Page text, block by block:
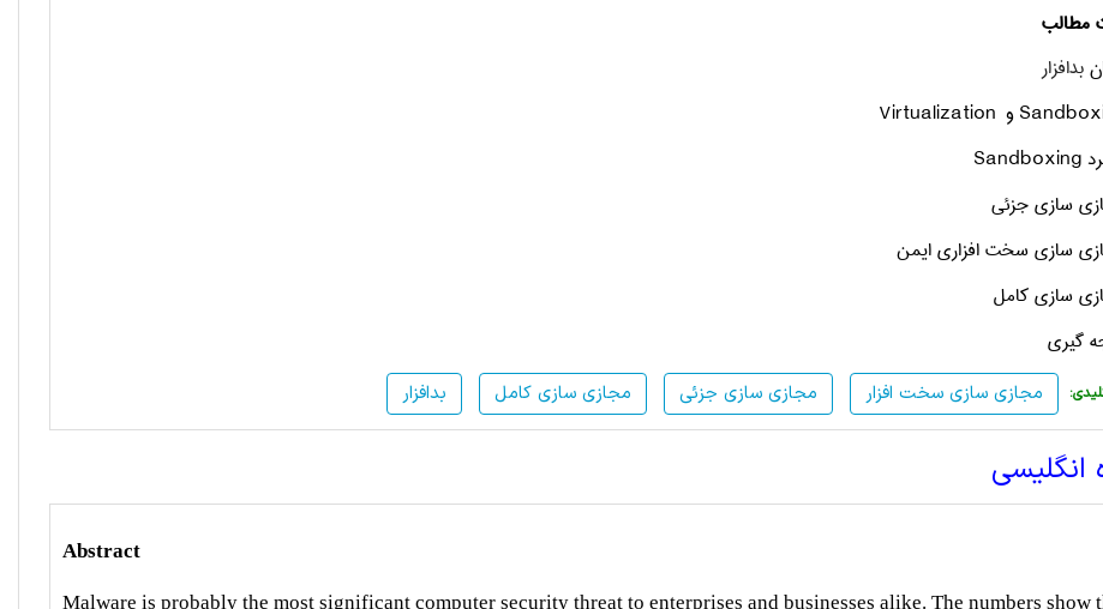
مطالب
بدافزار
و Virtualization
Sandboxing
بدافزار مجازی سازی کامل مجازی سازی جزئی مجازی سازی سخت افزار
انگلیسی
Abstract
Malware is probably the most significant computer security threat to enterprises and businesses alike. The numbers show